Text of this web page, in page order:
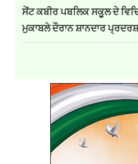
ਸੇਂਟ ਕਬੀਰ ਪਬਲਿਕ ਸਕੂਲ ਦੇ
ਮੁਕਾਬਲੇ ਦੌਰਾਨ ਸ਼ਾਨਦਾਰ